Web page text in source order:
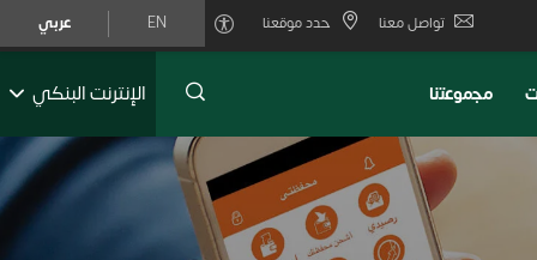
تواصل معنا حدد موقعنا EN عربي
ﻣﺟﻣوﻋﺗﻧﺎ الإنترنت البنكي